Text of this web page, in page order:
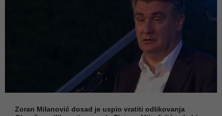
Zoran Milanović dosad je uspio vratiti odlikovanja